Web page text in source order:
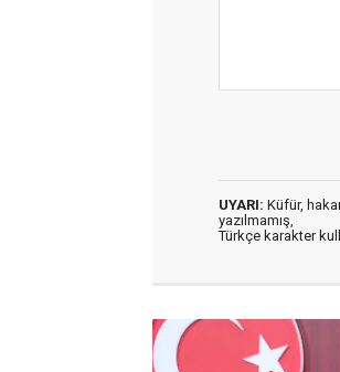
UYARI: Küfür,
yazılmamış,
Türkçe karakter